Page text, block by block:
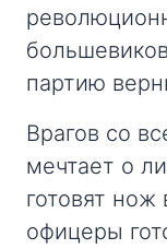
партию
Врагов со
мечтает о
готовят нож
офицеры